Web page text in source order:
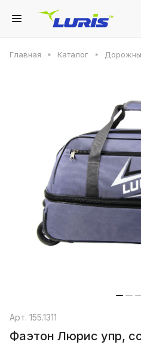
Главная Каталог
Арт. 155.1311
Фаэтон Люрис упр,